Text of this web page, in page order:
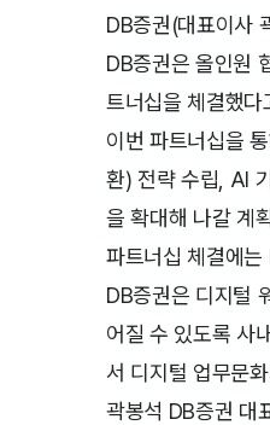
DB증권(대표이사
DB증권은 올인원
트너십을 체결했
이번 파트너십을
환) 전략 수립, AI
을 확대해 나갈 계
파트너십 체결에
DB증권은 디지털
어질 수 있도록 사
서 디지털 업무문
곽봉석 DB증권 대